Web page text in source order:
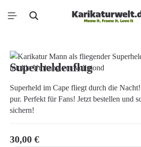
Zum Hauptinhalt springen
Bildergalerie überspringen
Superheldenflug
Superheld im Cape fliegt durch die
pur. Perfekt für Fans! Jetzt bestellen und
sichern!
Regulärer Preis:
30,00 €